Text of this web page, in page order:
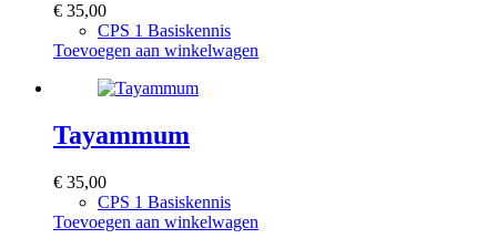
€ 35,00
CPS 1 Basiskennis
Toevoegen aan winkelwagen
Tayammum
€ 35,00
CPS 1 Basiskennis
Toevoegen aan winkelwagen